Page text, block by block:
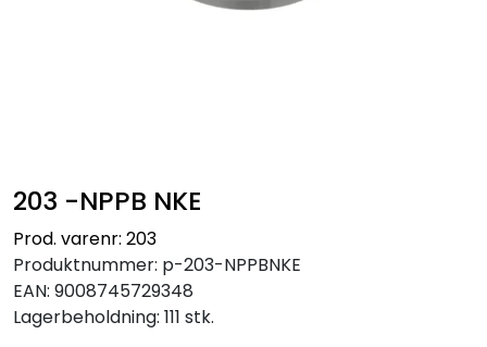
203 -NPPB NKE
Prod. varenr: 203
Produktnummer: p-203-NPPBNKE
EAN: 9008745729348
Lagerbeholdning: 111 stk.